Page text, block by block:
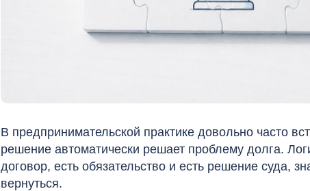
В предпринимательской практике довольно часто
решение автоматически решает проблему долга.
договор, есть обязательство и есть решение суда,
вернуться.